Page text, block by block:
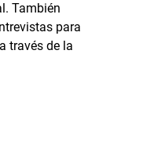
También
para
través de la